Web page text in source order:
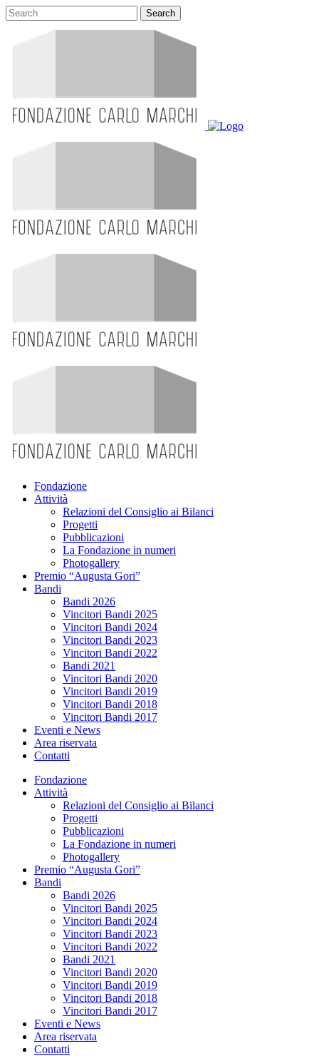
Fondazione
Attività
Relazioni del Consiglio ai Bilanci
Progetti
Pubblicazioni
La Fondazione in numeri
Photogallery
Premio “Augusta Gori”
Bandi
Bandi 2026
Vincitori Bandi 2025
Vincitori Bandi 2024
Vincitori Bandi 2023
Vincitori Bandi 2022
Bandi 2021
Vincitori Bandi 2020
Vincitori Bandi 2019
Vincitori Bandi 2018
Vincitori Bandi 2017
Eventi e News
Area riservata
Contatti
Fondazione
Attività
Relazioni del Consiglio ai Bilanci
Progetti
Pubblicazioni
La Fondazione in numeri
Photogallery
Premio “Augusta Gori”
Bandi
Bandi 2026
Vincitori Bandi 2025
Vincitori Bandi 2024
Vincitori Bandi 2023
Vincitori Bandi 2022
Bandi 2021
Vincitori Bandi 2020
Vincitori Bandi 2019
Vincitori Bandi 2018
Vincitori Bandi 2017
Eventi e News
Area riservata
Contatti